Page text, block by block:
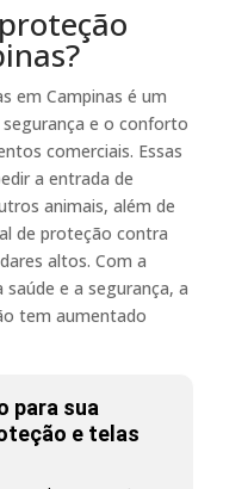
em Campinas é um
e o conforto
comerciais. Essas
a entrada de
animais, além de
de proteção contra
altos. Com a
e a segurança, a
tem aumentado
para sua
e telas